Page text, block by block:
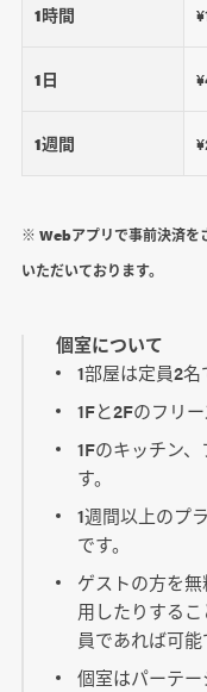
1時間
1日
1週間
※ Webアプリで事前決済を
いただいております。
個室について
1部屋は定員2名
1Fと2Fのフリ
1Fのキッチン
す。
1週間以上のプ
です。
ゲストの方を
用したりする
員であれば可能
個室はパーテ